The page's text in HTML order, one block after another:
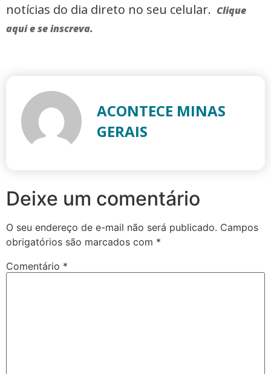
notícias do dia direto no seu celular. Clique
aqui e se inscreva.
ACONTECE MINAS
GERAIS
Deixe um comentário
O seu endereço de e-mail não será publicado. Campos
obrigatórios são marcados com *
Comentário *